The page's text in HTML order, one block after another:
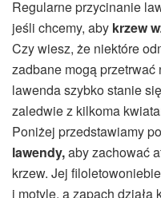
Regularne przycinanie
jeśli chcemy, aby krzew
Czy wiesz, że niektóre
zadbane mogą
lawenda szybko stanie
zaledwie z kilkoma
Poniżej przedstawiamy
lawendy,aby zachować
krzew. Jej
i motyle, a zapach działa